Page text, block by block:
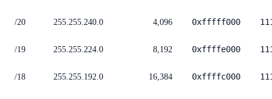
/20 255.255.240.0 4,096 0xfffff000
/19 255.255.224.0 8,192 0xffffe000
/18 255.255.192.0 16,384 0xffffc000